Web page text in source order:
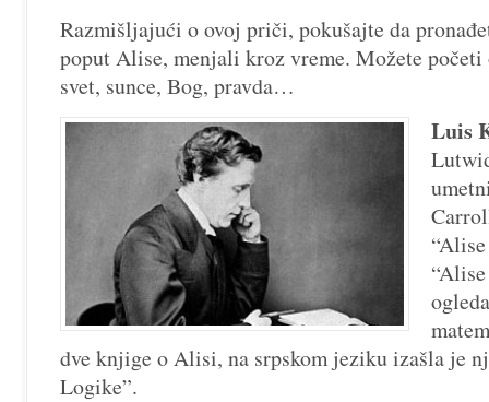
Razmišljajući o ovoj priči, pokušajte da
poput Alise, menjali kroz vreme. Možete početi
svet, sunce, Bog, pravda…
Luis
dve knjige o Alisi, na srpskom jeziku izašla je
Logike”.